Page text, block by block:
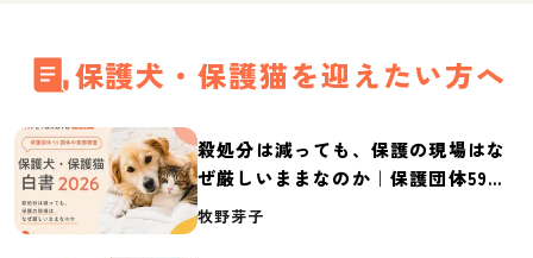
保護犬・保護猫を迎えたい方へ
殺処分は減っても、保護の現場はな
ぜ厳しいままなのか｜保護団体59団
体の実態調査【保護犬・保護猫白書
牧野芽子